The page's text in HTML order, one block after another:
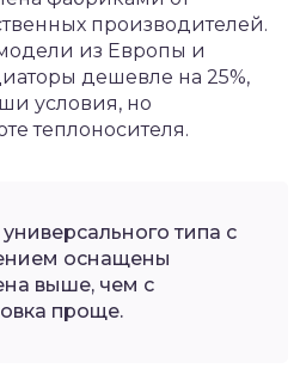
производителей.
из Европы и
дешевле на 25%,
условия, но
теплоносителя.
типа с
оснащены
выше, чем с
проще.